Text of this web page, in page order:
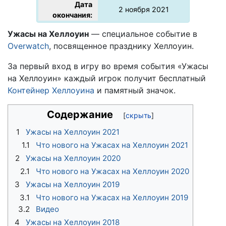
Дата
окончания:
2 ноября 2021
Ужасы на Хеллоуин — специальное событие в
Overwatch, посвященное празднику Хеллоуин.
За первый вход в игру во время события «Ужасы
на Хеллоуин» каждый игрок получит бесплатный
Контейнер Хеллоуина и памятный значок.
Содержание
1
Ужасы на Хеллоуин 2021
1.1
Что нового на Ужасах на Хеллоуин 2021
2
Ужасы на Хеллоуин 2020
2.1
Что нового на Ужасах на Хеллоуин 2020
3
Ужасы на Хеллоуин 2019
3.1
Что нового на Ужасах на Хеллоуин 2019
3.2
Видео
4
Ужасы на Хеллоуин 2018